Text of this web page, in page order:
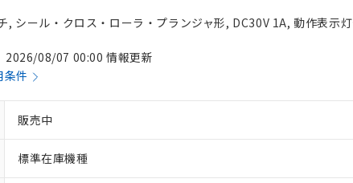
, シール・クロス・ローラ・プランジャ形, DC30V 1A, 動作表示
2026/08/07 00:00 情報更新
条件
販売中
標準在庫機種